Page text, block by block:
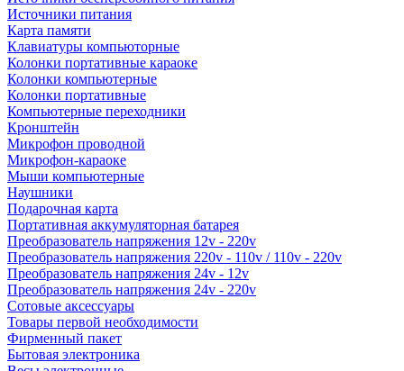
Источники питания
Карта памяти
Клавиатуры компьюторные
Колонки портативные караоке
Колонки компьютерные
Колонки портативные
Компьютерные переходники
Кронштейн
Микрофон проводной
Микрофон-караоке
Мыши компьютерные
Наушники
Подарочная карта
Портативная аккумуляторная батарея
Преобразователь напряжения 12v - 220v
Преобразователь напряжения 220v - 110v / 110v - 220v
Преобразователь напряжения 24v - 12v
Преобразователь напряжения 24v - 220v
Сотовые аксессуары
Товары первой необходимости
Фирменный пакет
Бытовая электроника